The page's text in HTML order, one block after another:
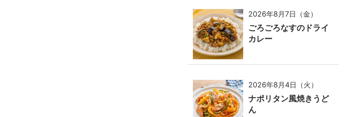
2026年8月7日（金）
ごろごろなすのドライ
カレー
2026年8月4日（火）
ナポリタン風焼きうど
ん